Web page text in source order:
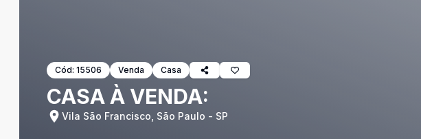
Cód: 15506 Venda Casa
CASA À VENDA:
Vila São Francisco, São Paulo - SP